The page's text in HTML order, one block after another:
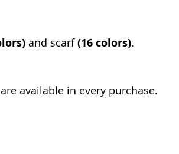
and scarf (16 colors).
available in every purchase.